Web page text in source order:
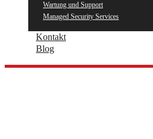
Wartung und Support
Managed Security Services
Kontakt
Blog